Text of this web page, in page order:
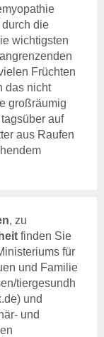
Fachbeiträge
von Proben
Fachbeiträge
die
wichtigsten
Früchten
das nicht
großräumig
auf
aus Raufen
, zu
finden Sie
für
und Familie
tiergesundh
und
und